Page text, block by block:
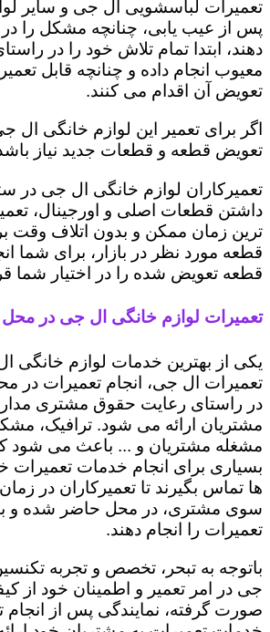
تعمیرات لباسشویی ال جی و سایر
پس از عیب یابی، چنانچه مشکل را
دهند، ابتدا تمام تلاش خود را در
معیوب انجام داده و چنانچه قابل
تعویض آن اقدام می کنند.
اگر برای تعمیر این لوازم خانگی ال
تعویض قطعه و قطعات جدید نیاز
تعمیرکاران لوازم خانگی ال جی در
داشتن قطعات اصلی و اورجینال،
ترین زمان ممکن و بدون اتلاف وقت
قطعه مورد نظر در بازار، برای شما
قطعه تعویض شده را در اختیار شما
تعمیرات لوازم خانگی ال جی در
یکی از بهترین خدمات لوازم خانگی
تعمیرات ال جی، انجام تعمیرات در
در راستای رعایت حقوق مشتری
مشتریان ارائه می شود. ترافیک،
مشغله مشتریان و ... باعث می شود
بسیاری برای انجام خدمات تعمیرات
ها تماس بگیرند تا تعمیرکاران در
سوی مشتری، در محل حاضر شده و
تعمیرات را انجام دهند.
باتوجه به تبحر، تخصص و تجربه
جی در امر تعمیر و اطمینان خود از
صورت گرفته، نمایندگی پس از